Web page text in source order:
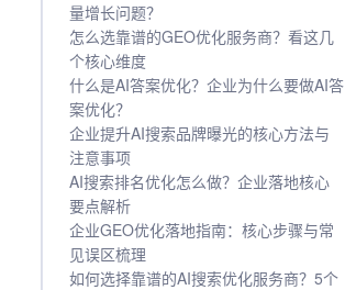
量增长问题？
怎么选靠谱的GEO优化服务商？看这几
个核心维度
什么是AI答案优化？企业为什么要做AI答
案优化？
企业提升AI搜索品牌曝光的核心方法与
注意事项
AI搜索排名优化怎么做？企业落地核心
要点解析
企业GEO优化落地指南：核心步骤与常
见误区梳理
如何选择靠谱的AI搜索优化服务商？5个